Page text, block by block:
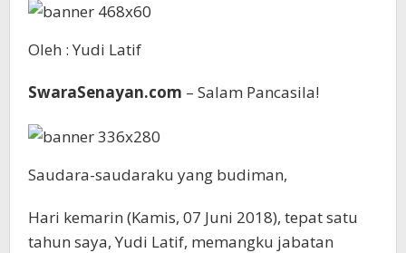
Oleh : Yudi Latif
SwaraSenayan.com – Salam Pancasila!
Saudara-saudaraku yang budiman,
Hari kemarin (Kamis, 07 Juni 2018), tepat satu
tahun saya, Yudi Latif, memangku jabatan